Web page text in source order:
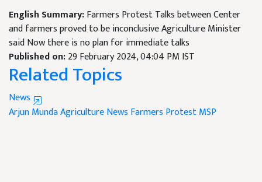
English Summary:Farmers Protest Talks between Center
and farmers proved to be inconclusive Agriculture Minister
said Now there is no plan for immediate talks
Published on:29 February 2024, 04:04 PM IST
Related Topics
News
Arjun MundaAgriculture News Farmers ProtestMSP